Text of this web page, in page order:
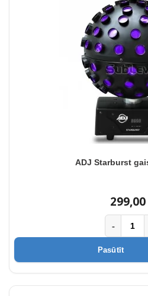
ADJ Starburst
-
Pasūtīt